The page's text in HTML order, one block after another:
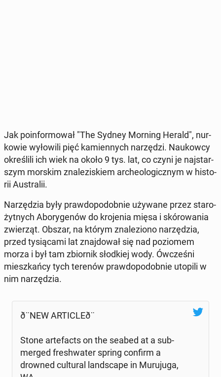
Jak po­in­for­mo­wał "The Sydney Morning Herald", nur­
ko­wie wy­ło­wi­li pięć ka­mien­nych na­rzę­dzi. Na­ukow­cy
okre­śli­li ich wiek na około 9 tys. lat, co czyni je naj­star­
szym morskim zna­le­zi­skiem ar­che­olo­gicz­nym w hi­sto­
rii Au­stra­lii.
Na­rzę­dzia były praw­do­po­dob­nie używane przez sta­ro­
żyt­nych Abo­ry­ge­nów do kro­je­nia mięsa i skó­ro­wa­nia
zwie­rząt. Obszar, na którym zna­le­zio­no na­rzę­dzia,
przed ty­sią­ca­mi lat znaj­do­wał się nad po­zio­mem
morza i był tam zbior­nik słod­kiej wody. Ów­cze­śni
miesz­kań­cy tych terenów praw­do­po­dob­nie utopili w
nim na­rzę­dzia.
ð¨NEW AR­TIC­LE­ð¨
Stone ar­te­facts on the seabed at a sub­
mer­ged fre­sh­wa­ter spring confirm a
drowned cul­tu­ral land­sca­pe in Mu­ru­ju­ga,